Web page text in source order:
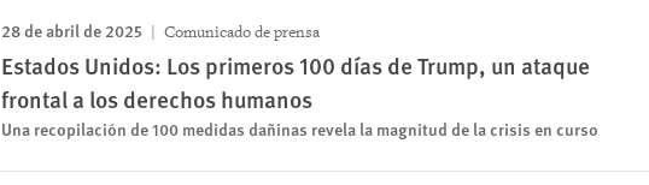
28 de abril de 2025 Comunicado de prensa
Estados Unidos: Los primeros 100 días de Trump, un ataque
frontal a los derechos humanos
Una recopilación de 100 medidas dañinas revela la magnitud de la crisis en curso